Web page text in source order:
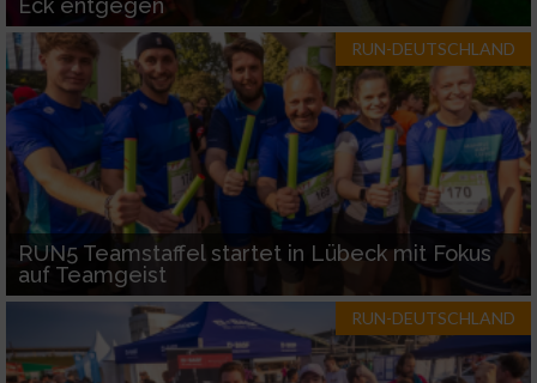
Eck entgegen
RUN-DEUTSCHLAND
RUN5 Teamstaffel startet in Lübeck mit Fokus
auf Teamgeist
RUN-DEUTSCHLAND